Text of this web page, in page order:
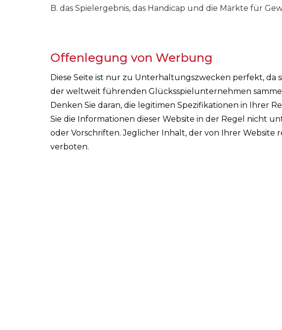
B. das Spielergebnis, das Handicap und die Märkte für
Offenlegung von Werbung
Diese Seite ist nur zu Unterhaltungszwecken perfekt, da
der weltweit führenden Glücksspielunternehmen
Denken Sie daran, die legitimen Spezifikationen in Ihrer
Sie die Informationen dieser Website in der Regel nicht
oder Vorschriften. Jeglicher Inhalt, der von Ihrer Website
verboten.